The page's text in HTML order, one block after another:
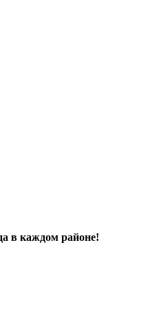
в каждом районе!